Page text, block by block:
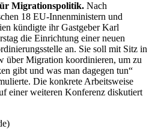
Migrationspolitik. Nach
18 EU-Innenministern und
kündigte ihr Gastgeber Karl
die Einrichtung einer neuen
an. Sie soll mit Sitz in
über Migration koordinieren, um zu
gibt und was man dagegen tun“
Die konkrete Arbeitsweise
einer weiteren Konferenz diskutiert